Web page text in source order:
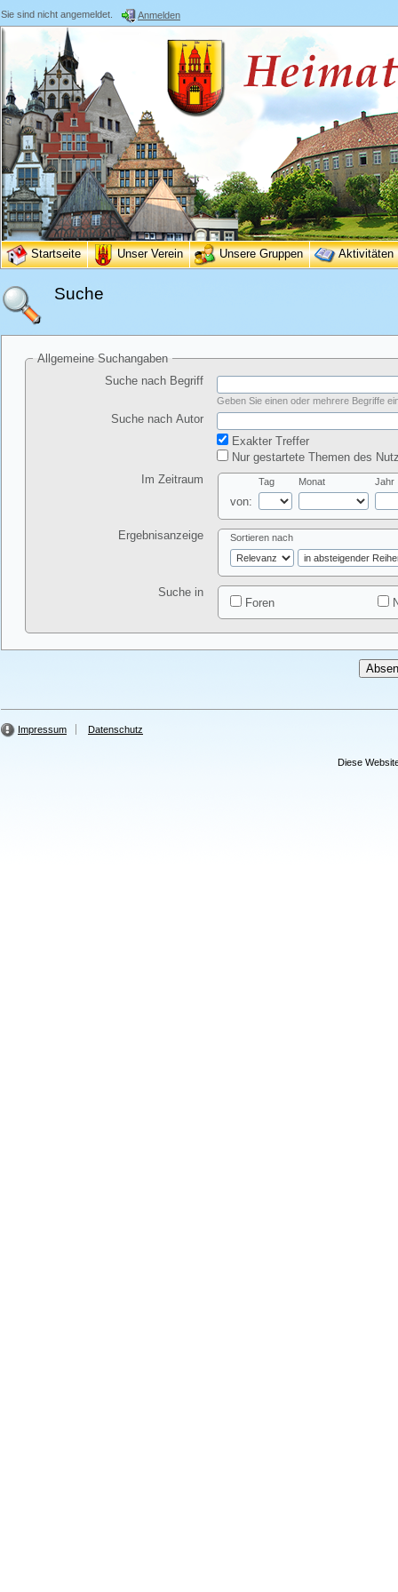
Sie sind nicht angemeldet. Anmelden
Startseite Unser Verein Unsere Gruppen Aktivitäten
Suche
Allgemeine Suchangaben
Suche nach Begriff
Geben Sie einen oder mehrere Begriffe
Suche nach Autor
Exakter Treffer
Nur gestartete Themen des
Im Zeitraum
von:
Tag Monat Jahr
Ergebnisanzeige Sortieren nach
Suche in
Foren
Impressum Datenschutz
Diese